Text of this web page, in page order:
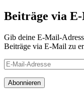
Beiträge via
Gib deine E-Mail-
Beiträge via E-Mail zu
E-
Mail-
Adresse